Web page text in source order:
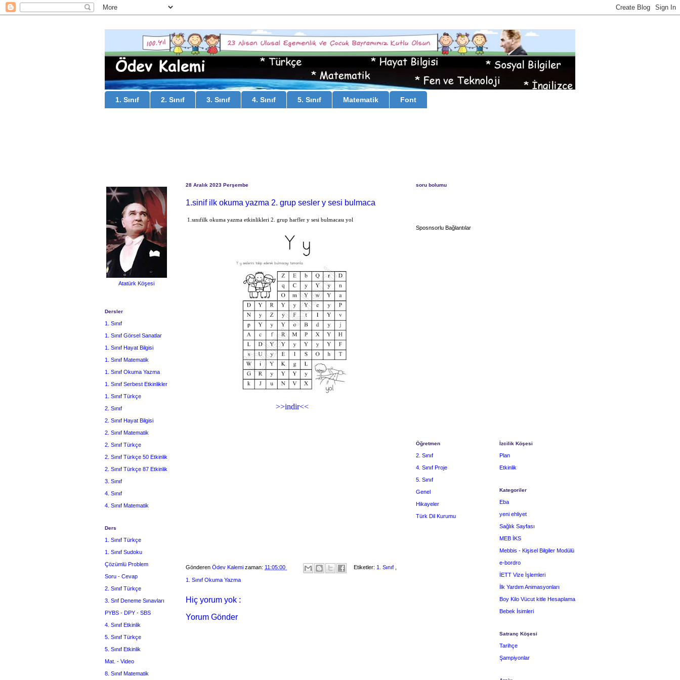
1. Sınıf 2. Sınıf 3. Sınıf 4. Sınıf 5. Sınıf Matematik Font
28 Aralık 2023 Perşembe
1.sinif ilk okuma yazma 2. grup sesler y sesi bulmaca
1.sınıfilk okuma yazma etkinlikleri 2. grup harfler y sesi bulmacası yol
>>indir<<
Gönderen Ödev Kalemi zaman: 11:05:00 Etiketler: 1. Sınıf
1. Sınıf Okuma Yazma
Hiç yorum yok :
Yorum Gönder
Atatürk Köşesi
Dersler
1. Sınıf
1. Sınıf Görsel Sanatlar
1. Sınıf Hayat Bilgisi
1. Sınıf Matematik
1. Sınıf Okuma Yazma
1. Sınıf Serbest Etkinlikler
1. Sınıf Türkçe
2. Sınıf
2. Sınıf Hayat Bilgisi
2. Sınıf Matematik
2. Sınıf Türkçe
2. Sınıf Türkçe 50 Etkinlik
2. Sınıf Türkçe 87 Etkinlik
3. Sınıf
4. Sınıf
4. Sınıf Matematik
Ders
1. Sınıf Türkçe
1. Sınıf Sudoku
Çözümlü Problem
Soru - Cevap
2. Sınıf Türkçe
3. Snf Deneme Sınavları
PYBS - DPY - SBS
4. Sınıf Etkinlik
5. Sınıf Türkçe
5. Sınıf Etkinlik
Mat. - Video
8. Sınıf Matematik
soru bolumu
Sposnsorlu Bağlantılar
Öğretmen
2. Sınıf
4. Sınıf Proje
5. Sınıf
Genel
Hikayeler
Türk Dil Kurumu
İzcilik Köşesi
Plan
Etkinlik
Kategoriler
Eba
yeni ehliyet
Sağlık Sayfası
MEB İKS
Mebbis - Kişisel Bilgiler Modülü
e-bordro
İETT Vize İşlemleri
İlk Yardım Animasyonları
Boy Kilo Vücut kitle Hesaplama
Bebek İsimleri
Satranç Köşesi
Tarihçe
Şampiyonlar